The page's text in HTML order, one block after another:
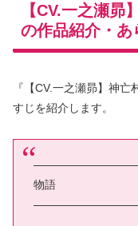
【CV.一之瀬昴
の作品紹介・あ
『【CV.一之瀬昴】神
すじを紹介します。
物語